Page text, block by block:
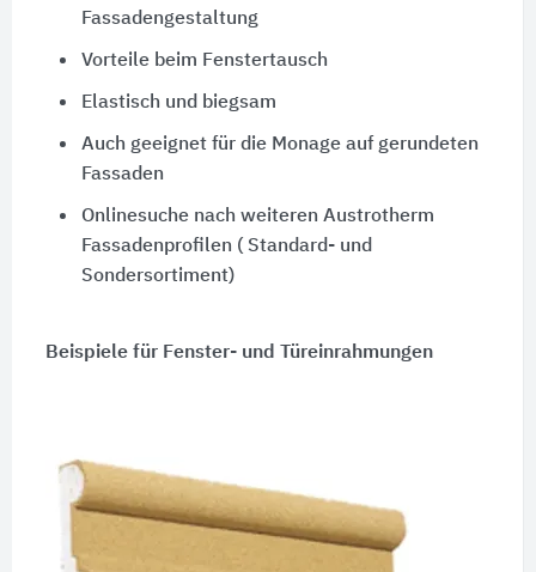
Fassadengestaltung
Vorteile beim Fenstertausch
Elastisch und biegsam
Auch geeignet für die Monage auf gerundeten
Fassaden
Onlinesuche nach weiteren Austrotherm
Fassadenprofilen ( Standard- und
Sondersortiment)
Beispiele für Fenster- und Türeinrahmungen